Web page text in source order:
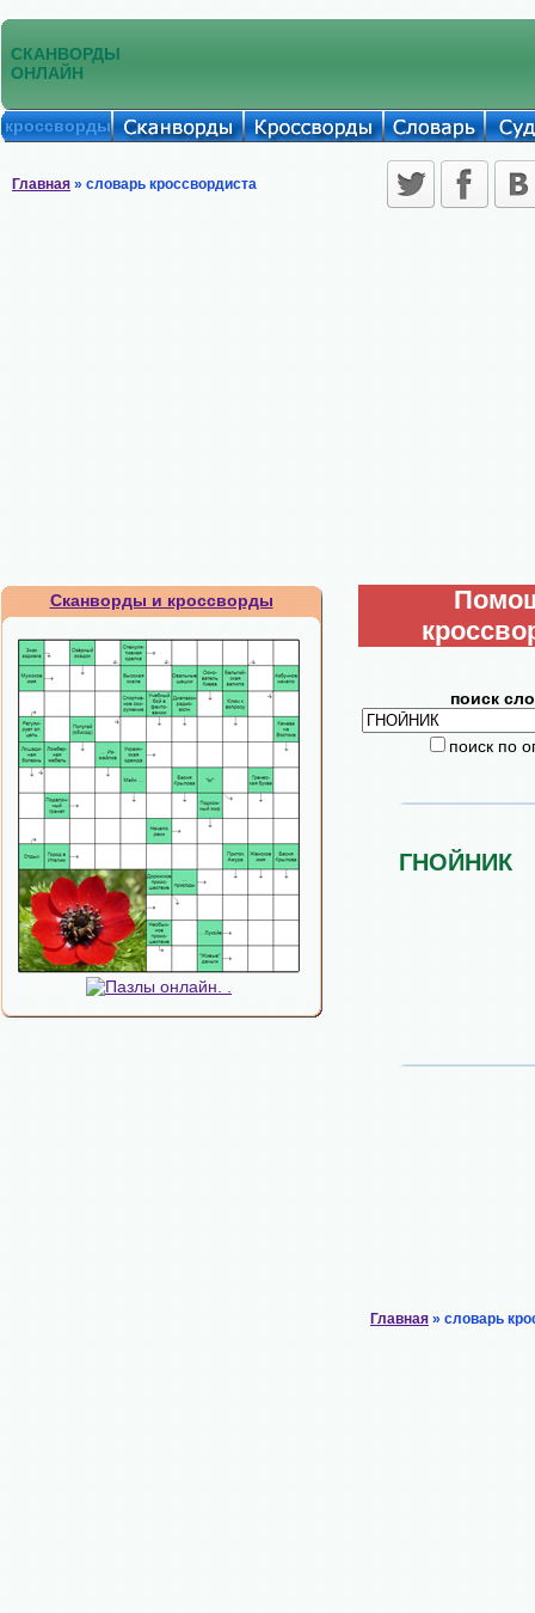
СКАНВОРДЫ
ОНЛАЙН
кроссворды
Главная » словарь кроссвордиста
Сканворды и кроссворды
поиск
поиск по
ГНОЙНИК
Главная » словарь